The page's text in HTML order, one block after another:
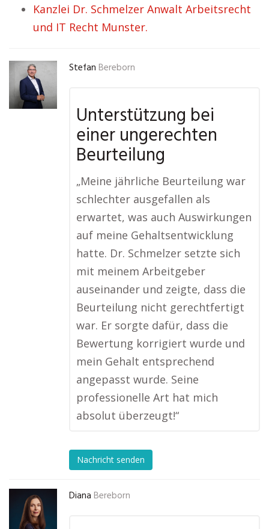
Kanzlei Dr. Schmelzer Anwalt Arbeitsrecht
und IT Recht Munster.
Stefan Bereborn
Unterstützung bei
einer ungerechten
Beurteilung
„Meine jährliche Beurteilung war
schlechter ausgefallen als
erwartet, was auch Auswirkungen
auf meine Gehaltsentwicklung
hatte. Dr. Schmelzer setzte sich
mit meinem Arbeitgeber
auseinander und zeigte, dass die
Beurteilung nicht gerechtfertigt
war. Er sorgte dafür, dass die
Bewertung korrigiert wurde und
mein Gehalt entsprechend
angepasst wurde. Seine
professionelle Art hat mich
absolut überzeugt!“
Nachricht senden
Diana Bereborn